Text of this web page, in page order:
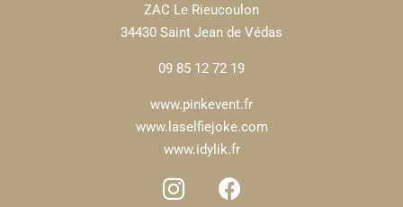
ZAC Le Rieucoulon
34430 Saint Jean de Védas
09 85 12 72 19
www.pinkevent.fr
www.laselfiejoke.com
www.idylik.fr